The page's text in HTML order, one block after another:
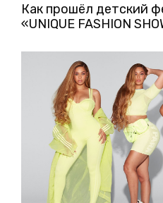
Как прошёл детский
«UNIQUE FASHION